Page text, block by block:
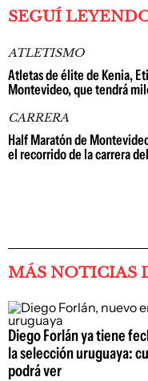
SEGUÍ
ATLETISMO
Atletas de élite de Kenia,
Montevideo, que tendrá
CARRERA
Half Maratón de
el recorrido de la carrera
MÁS NOTICIAS
Diego Forlán ya tiene
la selección uruguaya:
podrá ver